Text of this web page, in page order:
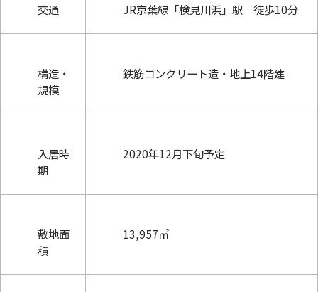
交通 JR京葉線「検見川浜」駅 徒歩10分
構造・
規模
鉄筋コンクリート造・地上14階建
入居時
期
2020年12月下旬予定
敷地面
積
13,957㎡